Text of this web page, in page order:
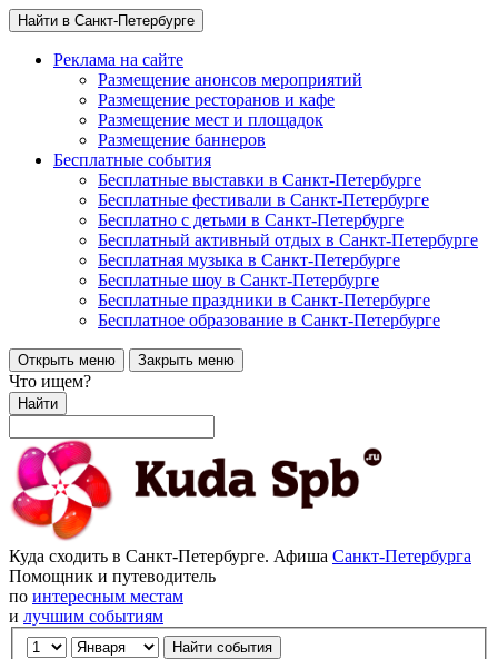
Найти в Санкт-Петербурге
Реклама на сайте
Размещение анонсов мероприятий
Размещение ресторанов и кафе
Размещение мест и площадок
Размещение баннеров
Бесплатные события
Бесплатные выставки в Санкт-Петербурге
Бесплатные фестивали в Санкт-Петербурге
Бесплатно с детьми в Санкт-Петербурге
Бесплатный активный отдых в Санкт-Петербурге
Бесплатная музыка в Санкт-Петербурге
Бесплатные шоу в Санкт-Петербурге
Бесплатные праздники в Санкт-Петербурге
Бесплатное образование в Санкт-Петербурге
Открыть меню Закрыть меню
Что ищем?
Найти
Куда сходить в Санкт-Петербурге. Афиша Санкт-Петербурга
Помощник и путеводитель
по интересным местам
и лучшим событиям